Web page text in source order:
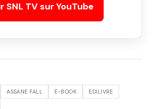
SNL TV sur YouTube
ASSANE FALL E-BOOK
EDILIVRE